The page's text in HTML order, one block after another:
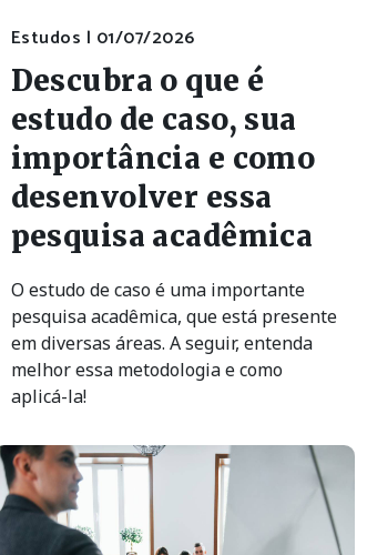
Estudos | 01/07/2026
Descubra o que é
estudo de caso, sua
importância e como
desenvolver essa
pesquisa acadêmica
O estudo de caso é uma importante
pesquisa acadêmica, que está presente
em diversas áreas. A seguir, entenda
melhor essa metodologia e como
aplicá-la!